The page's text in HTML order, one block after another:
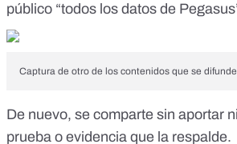
público “todos los datos de
Captura de otro de los contenidos que se
De nuevo, se comparte sin aportar
prueba o evidencia que la respalde.